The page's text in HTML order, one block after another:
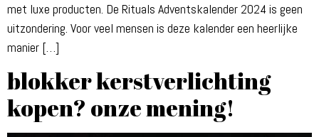
met luxe producten. De Rituals Adventskalender 2024 is geen
uitzondering. Voor veel mensen is deze kalender een heerlijke
manier […]
blokker kerstverlichting
kopen? onze mening!